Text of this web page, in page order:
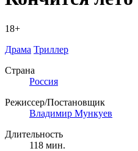
18+
Драма Триллер
Страна
Россия
Режиссер/Постановщик
Владимир Мункуев
Длительность
118 мин.